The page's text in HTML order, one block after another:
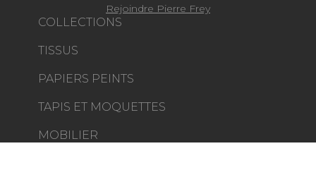
COLLECTIONS
TISSUS
PAPIERS PEINTS
TAPIS ET MOQUETTES
MOBILIER
Rejoindre Pierre Frey